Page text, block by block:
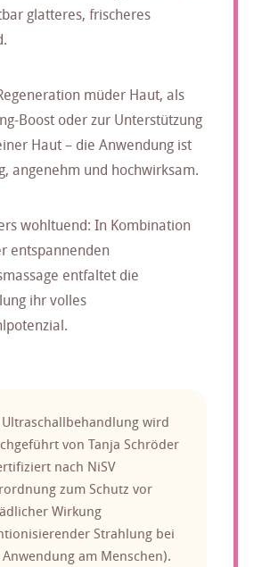
glatteres, frischeres
müder Haut, als
Boost oder zur Unterstützung
Haut – die Anwendung ist
angenehm und hochwirksam.
wohltuend: In Kombination
entspannenden
entfaltet die
ihr volles
Ultraschallbehandlung wird
von Tanja Schröder
nach NiSV
zum Schutz vor
Wirkung
Strahlung bei
am Menschen).